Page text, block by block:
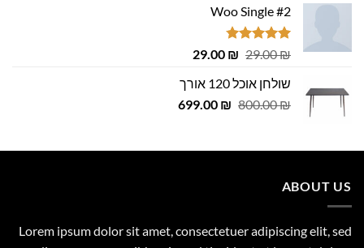
Woo Single #2
דורג4.75
29.00₪
המחיר
היה:
29.00 ₪.
29.00 ₪
המחיר
הוא:
29.00 ₪.
שולחן אוכל 120 אורך
800.00₪
המחיר
800.00 ₪.
699.00 ₪
המחיר
699.00 ₪.
ABOUT US
Lorem ipsum dolor sit amet, consectetuer adipiscing elit, sed